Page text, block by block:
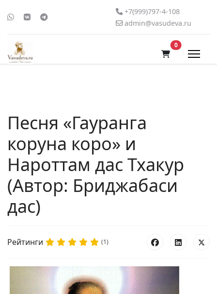
+7(999)797-4-108
admin@vasudeva.ru
0В корзину
Песня «Гауранга
коруна коро» и
Нароттам дас Тхакур
(Автор: Бриджабаси
дас)
Рейтинги (1)